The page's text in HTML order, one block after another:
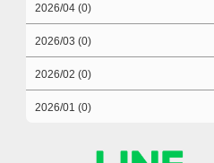
2026/04 (0)
2026/03 (0)
2026/02 (0)
2026/01 (0)